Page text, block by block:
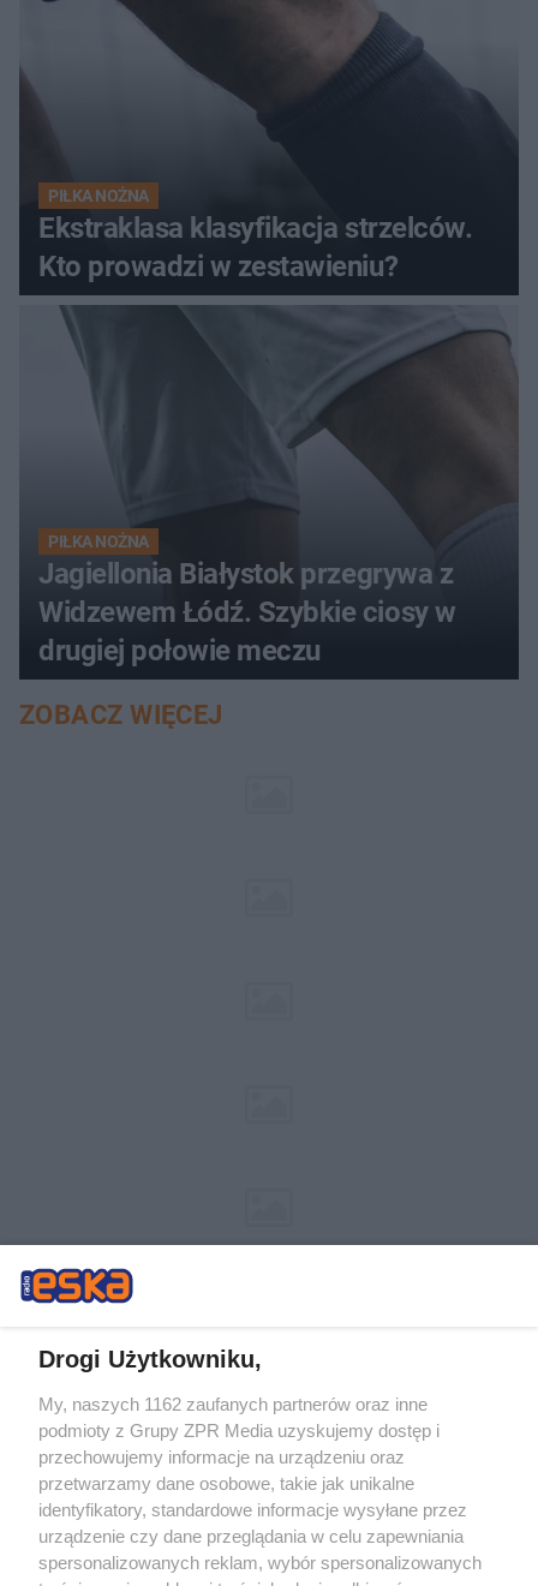
PIŁKA NOŻNA
Ekstraklasa klasyfikacja strzelców.
Kto prowadzi w zestawieniu?
PIŁKA NOŻNA
Jagiellonia Białystok przegrywa z
Widzewem Łódź. Szybkie ciosy w
drugiej połowie meczu
ZOBACZ WIĘCEJ
Żaden utwór zamieszczony w serwisie nie może być powielany i
rozpowszechniany lub dalej rozpowszechniany w jakikolwiek sposób (w
tym także elektroniczny lub mechaniczny) na jakimkolwiek polu
eksploatacji w jakiejkolwiek formie, włącznie z umieszczaniem w Internecie
bez pisemnej zgody właściciela praw. Jakiekolwiek użycie lub
wykorzystanie utworów w całości lub w części z naruszeniem prawa, tzn.
bez właściwej zgody, jest zabronione pod groźbą kary i może być ścigane
prawnie.
Drogi Użytkowniku,
My, naszych 1162 zaufanych partnerów oraz inne
podmioty z Grupy ZPR Media uzyskujemy dostęp i
przechowujemy informacje na urządzeniu oraz
przetwarzamy dane osobowe, takie jak unikalne
identyfikatory, standardowe informacje wysyłane przez
urządzenie czy dane przeglądania w celu zapewniania
spersonalizowanych reklam, wybór spersonalizowanych